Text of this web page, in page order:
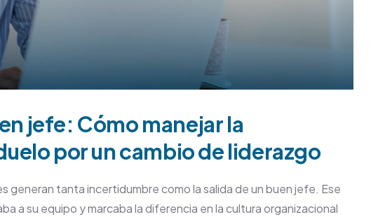
jefe: Cómo manejar la
por un cambio de liderazgo
generan tanta incertidumbre como la salida de un buen jefe. Ese
a su equipo y marcaba la diferencia en la cultura organizacional